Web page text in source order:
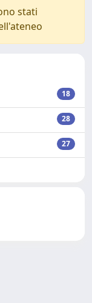
stati
18
28
27